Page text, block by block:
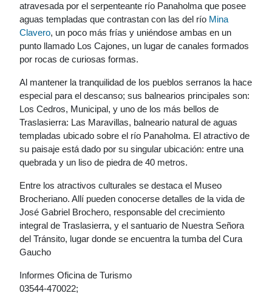
atravesada por el serpenteante río Panaholma que posee
aguas templadas que contrastan con las del río Mina
Clavero, un poco más frías y uniéndose ambas en un
punto llamado Los Cajones, un lugar de canales formados
por rocas de curiosas formas.
Al mantener la tranquilidad de los pueblos serranos la hace
especial para el descanso; sus balnearios principales son:
Los Cedros, Municipal, y uno de los más bellos de
Traslasierra: Las Maravillas, balneario natural de aguas
templadas ubicado sobre el río Panaholma. El atractivo de
su paisaje está dado por su singular ubicación: entre una
quebrada y un liso de piedra de 40 metros.
Entre los atractivos culturales se destaca el Museo
Brocheriano. Allí pueden conocerse detalles de la vida de
José Gabriel Brochero, responsable del crecimiento
integral de Traslasierra, y el santuario de Nuestra Señora
del Tránsito, lugar donde se encuentra la tumba del Cura
Gaucho
Informes Oficina de Turismo
03544-470022;